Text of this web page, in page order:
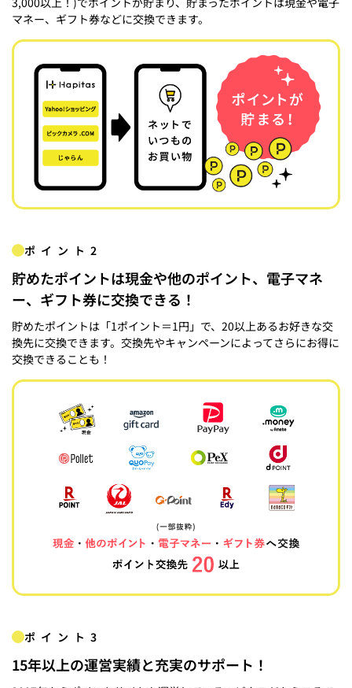
マネー、ギフト券などに交換できます。
ポイント2
貯めたポイントは現金や他のポイント、電子マネ
ー、ギフト券に交換できる！
貯めたポイントは「1ポイント＝1円」で、20以上あるお好きな交
換先に交換できます。交換先やキャンペーンによってさらにお得に
交換できることも！
ポイント3
15年以上の運営実績と充実のサポート！